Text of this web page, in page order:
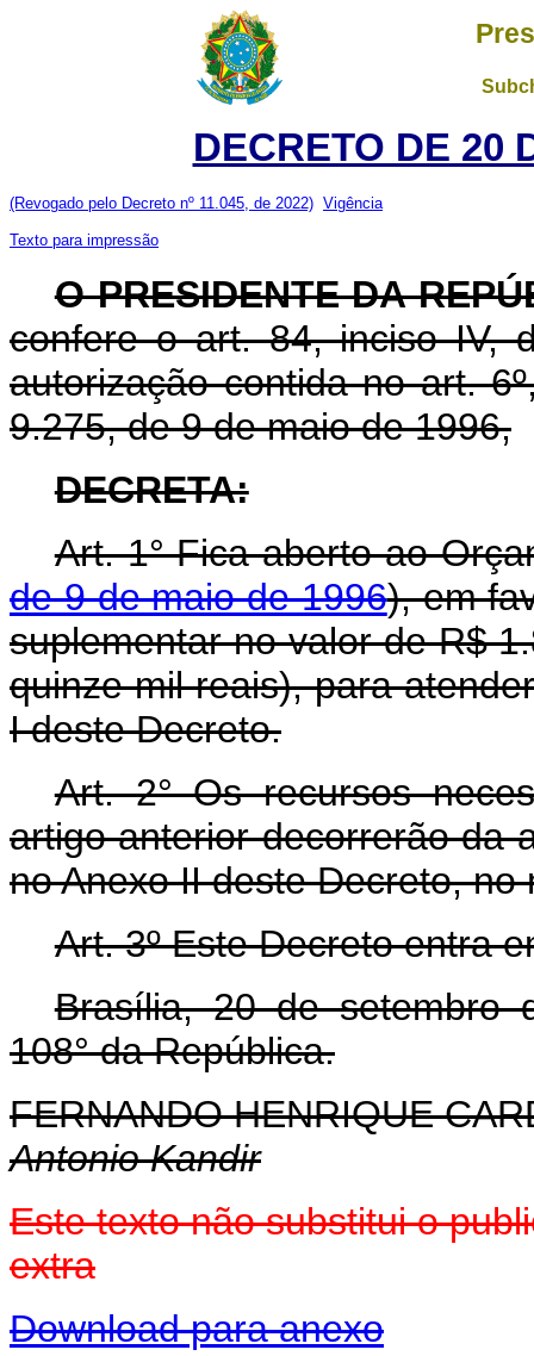
DECRETO DE 20
(Revogado pelo Decreto nº 11.045, de 2022) Vigência
Texto para impressão
O PRESIDENTE DA
confere o art. 84, inciso IV,
autorização contida no art.
9.275, de 9 de maio de 1996,
DECRETA:
Art. 1° Fica aberto ao
de 9 de maio de 1996), em
suplementar no valor de R$
quinze mil reais), para
I deste Decreto.
Art. 2° Os recursos
artigo anterior decorrerão da
no Anexo II deste Decreto,
Art. 3º Este Decreto entra
Brasília, 20 de setembro
108° da República.
FERNANDO HENRIQUE
Antonio Kandir
Este texto não substitui o
extra
Download para anexo